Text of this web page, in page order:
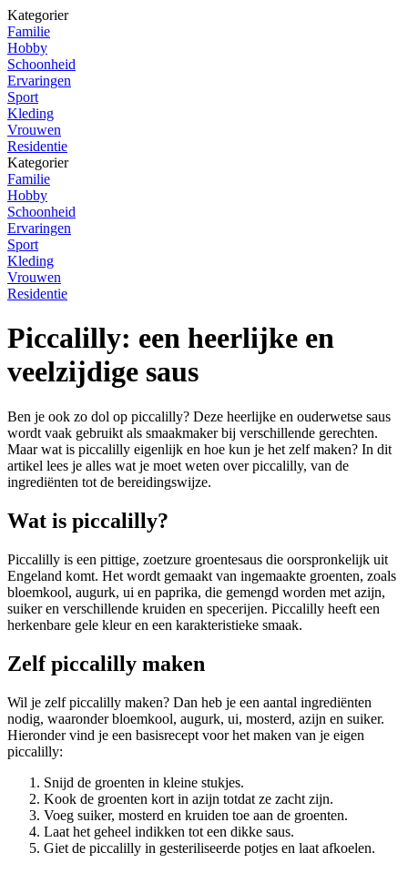
Kategorier
Familie
Hobby
Schoonheid
Ervaringen
Sport
Kleding
Vrouwen
Residentie
Kategorier
Familie
Hobby
Schoonheid
Ervaringen
Sport
Kleding
Vrouwen
Residentie
Piccalilly: een heerlijke en
veelzijdige saus
Ben je ook zo dol op piccalilly? Deze heerlijke en ouderwetse saus
wordt vaak gebruikt als smaakmaker bij verschillende gerechten.
Maar wat is piccalilly eigenlijk en hoe kun je het zelf maken? In dit
artikel lees je alles wat je moet weten over piccalilly, van de
ingrediënten tot de bereidingswijze.
Wat is piccalilly?
Piccalilly is een pittige, zoetzure groentesaus die oorspronkelijk uit
Engeland komt. Het wordt gemaakt van ingemaakte groenten, zoals
bloemkool, augurk, ui en paprika, die gemengd worden met azijn,
suiker en verschillende kruiden en specerijen. Piccalilly heeft een
herkenbare gele kleur en een karakteristieke smaak.
Zelf piccalilly maken
Wil je zelf piccalilly maken? Dan heb je een aantal ingrediënten
nodig, waaronder bloemkool, augurk, ui, mosterd, azijn en suiker.
Hieronder vind je een basisrecept voor het maken van je eigen
piccalilly:
Snijd de groenten in kleine stukjes.
Kook de groenten kort in azijn totdat ze zacht zijn.
Voeg suiker, mosterd en kruiden toe aan de groenten.
Laat het geheel indikken tot een dikke saus.
Giet de piccalilly in gesteriliseerde potjes en laat afkoelen.